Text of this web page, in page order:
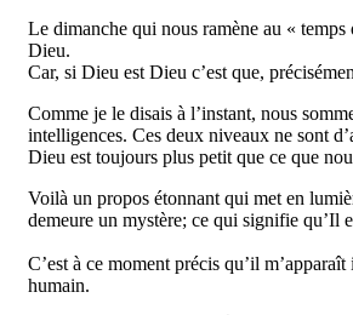
Le dimanche qui nous ramène au «
Dieu.
Car, si Dieu est Dieu c’est que,
Comme je le disais à l’instant, nous
intelligences. Ces deux niveaux ne sont
Dieu est toujours plus petit que ce que
Voilà un propos étonnant qui met en
demeure un mystère; ce qui signifie qu’Il
C’est à ce moment précis qu’il
humain.